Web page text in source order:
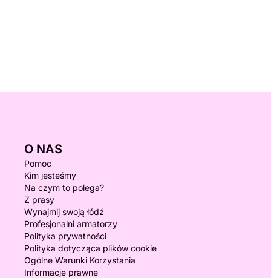
O NAS
Pomoc
Kim jesteśmy
Na czym to polega?
Z prasy
Wynajmij swoją łódź
Profesjonalni armatorzy
Polityka prywatności
Polityka dotycząca plików cookie
Ogólne Warunki Korzystania
Informacje prawne